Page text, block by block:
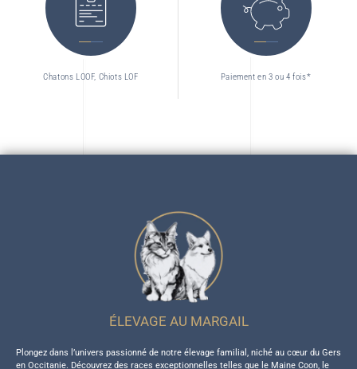
Chatons LOOF, Chiots LOF Paiement en 3 ou 4 fois*
ÉLEVAGE AU MARGAIL
Plongez dans l’univers passionné de notre élevage familial, niché au cœur du Gers
en Occitanie. Découvrez des races exceptionnelles telles que le Maine Coon, le